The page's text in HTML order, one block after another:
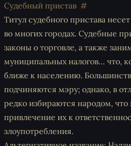
Судебный пристав
Титул судебного пристава
во многих городах. Судебные
законы о торговле, а также
муниципальных налогов… что,
ближе к населению.
подчиняются мэру; однако, в
редко избираются народом, что
привлечение их к
злоупотребления.